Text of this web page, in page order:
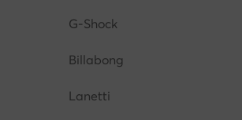
G-Shock
Billabong
Lanetti